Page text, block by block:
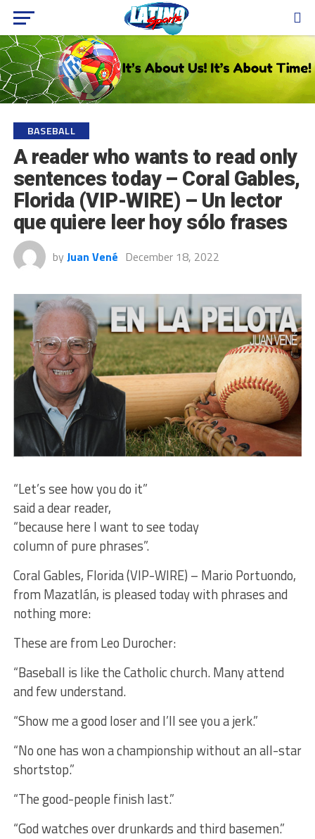
BASEBALL
A reader who wants to read only
sentences today – Coral Gables,
Florida (VIP-WIRE) – Un lector
que quiere leer hoy sólo frases
by Juan Vené December 18, 2022
“Let’s see how you do it”
said a dear reader,
“because here I want to see today
column of pure phrases”.
Coral Gables, Florida (VIP-WIRE) – Mario Portuondo,
from Mazatlán, is pleased today with phrases and
nothing more:
These are from Leo Durocher:
“Baseball is like the Catholic church. Many attend
and few understand.
“Show me a good loser and I’ll see you a jerk.”
“No one has won a championship without an all-star
shortstop.”
“The good-people finish last.”
“God watches over drunkards and third basemen.”